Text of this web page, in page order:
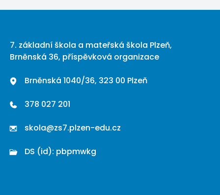
7. základní škola a mateřská škola Plzeň,
Brněnská 36, příspěvková organizace
Brněnská 1040/36, 323 00 Plzeň
378 027 201
skola@zs7.plzen-edu.cz
DS (id): pbpmwkg